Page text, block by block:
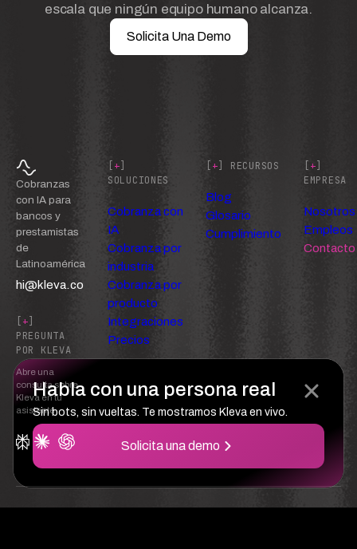
Habla con una persona real
Sin bots, sin vueltas. Te mostramos Kleva en vivo.
Solicita una demo
escala que ningún equipo humano alcanza.
Solicita Una Demo
Cobranzas
con IA para
bancos y
prestamistas
de
Latinoamérica
hi@kleva.co
[+]
PREGUNTA
POR KLEVA
Abre una
consulta sobre
Kleva en tu
asistente
[+]
SOLUCIONES
Cobranza con
IA
Cobranza por
industria
Cobranza por
producto
Integraciones
Precios
[+] RECURSOS
Blog
Glosario
Cumplimiento
[+]
EMPRESA
Nosotros
Empleos
Contacto